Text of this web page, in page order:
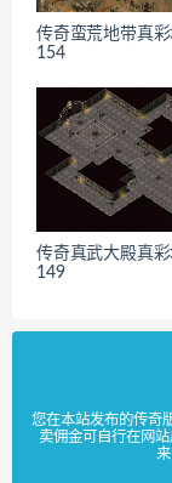
传奇蛮荒地带真
154
传奇真武大殿真
149
您在本站发布的传奇
卖佣金可自行在网